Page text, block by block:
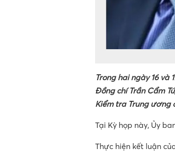
Trong hai ngày 16 và
Đồng chí Trần Cẩm
Kiểm tra Trung ương
Tại Kỳ họp này, Ủy
Thực hiện kết luận